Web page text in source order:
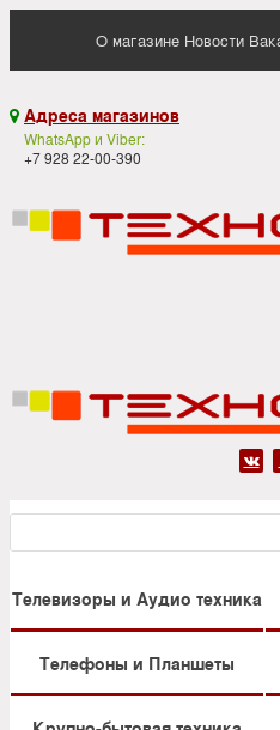
О магазине Новости
 Адреса магазинов
WhatsApp и Viber:
+7 928 22-00-390

Телевизоры и Аудио техника
Телефоны и Планшеты